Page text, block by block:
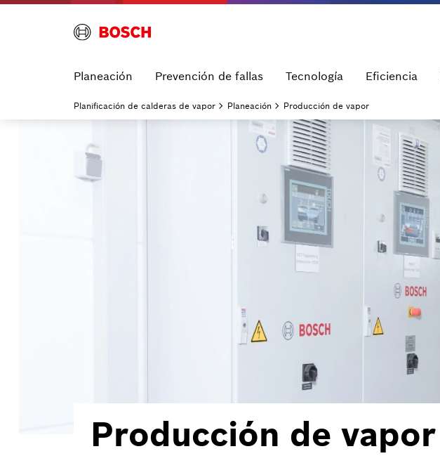
Planeación Prevención de fallas Tecnología Eficiencia
Planificación de calderas de vapor Planeación Producción de vapor
Producción de vapor